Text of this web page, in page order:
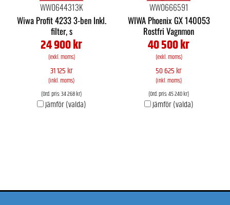
WW0644313K
Wiwa Profit 4233 3-ben Inkl.
filter, s
24 900 kr
(exkl. moms)
31 125 kr
(inkl. moms)
(Ord. pris: 34 268 kr)
Jämför (valda)
WW0666591
WIWA Phoenix GX 140053
Rostfri Vagnmon
40 500 kr
(exkl. moms)
50 625 kr
(inkl. moms)
(Ord. pris: 45 240 kr)
Jämför (valda)